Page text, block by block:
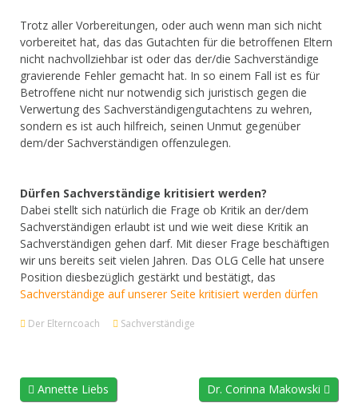
Trotz aller Vorbereitungen, oder auch wenn man sich nicht
vorbereitet hat, das das Gutachten für die betroffenen Eltern
nicht nachvollziehbar ist oder das der/die Sachverständige
gravierende Fehler gemacht hat. In so einem Fall ist es für
Betroffene nicht nur notwendig sich juristisch gegen die
Verwertung des Sachverständigengutachtens zu wehren,
sondern es ist auch hilfreich, seinen Unmut gegenüber
dem/der Sachverständigen offenzulegen.
Dürfen Sachverständige kritisiert werden?
Dabei stellt sich natürlich die Frage ob Kritik an der/dem
Sachverständigen erlaubt ist und wie weit diese Kritik an
Sachverständigen gehen darf. Mit dieser Frage beschäftigen
wir uns bereits seit vielen Jahren. Das OLG Celle hat unsere
Position diesbezüglich gestärkt und bestätigt, das
Sachverständige auf unserer Seite kritisiert werden dürfen
Der Elterncoach Sachverständige
Annette Liebs Dr. Corinna Makowski